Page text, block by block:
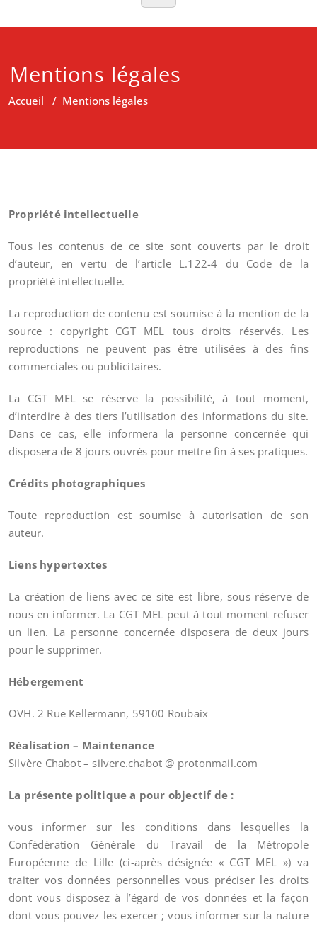
Mentions légales
Accueil / Mentions légales
Propriété intellectuelle
Tous les contenus de ce site sont couverts par le droit
d’auteur, en vertu de l’article L.122-4 du Code de la
propriété intellectuelle.
La reproduction de contenu est soumise à la mention de la
source : copyright CGT MEL tous droits réservés. Les
reproductions ne peuvent pas être utilisées à des fins
commerciales ou publicitaires.
La CGT MEL se réserve la possibilité, à tout moment,
d’interdire à des tiers l’utilisation des informations du site.
Dans ce cas, elle informera la personne concernée qui
disposera de 8 jours ouvrés pour mettre fin à ses pratiques.
Crédits photographiques
Toute reproduction est soumise à autorisation de son
auteur.
Liens hypertextes
La création de liens avec ce site est libre, sous réserve de
nous en informer. La CGT MEL peut à tout moment refuser
un lien. La personne concernée disposera de deux jours
pour le supprimer.
Hébergement
OVH. 2 Rue Kellermann, 59100 Roubaix
Réalisation – Maintenance
Silvère Chabot – silvere.chabot @ protonmail.com
La présente politique a pour objectif de :
vous informer sur les conditions dans lesquelles la
Confédération Générale du Travail de la Métropole
Européenne de Lille (ci-après désignée « CGT MEL ») va
traiter vos données personnelles vous préciser les droits
dont vous disposez à l’égard de vos données et la façon
dont vous pouvez les exercer ; vous informer sur la nature